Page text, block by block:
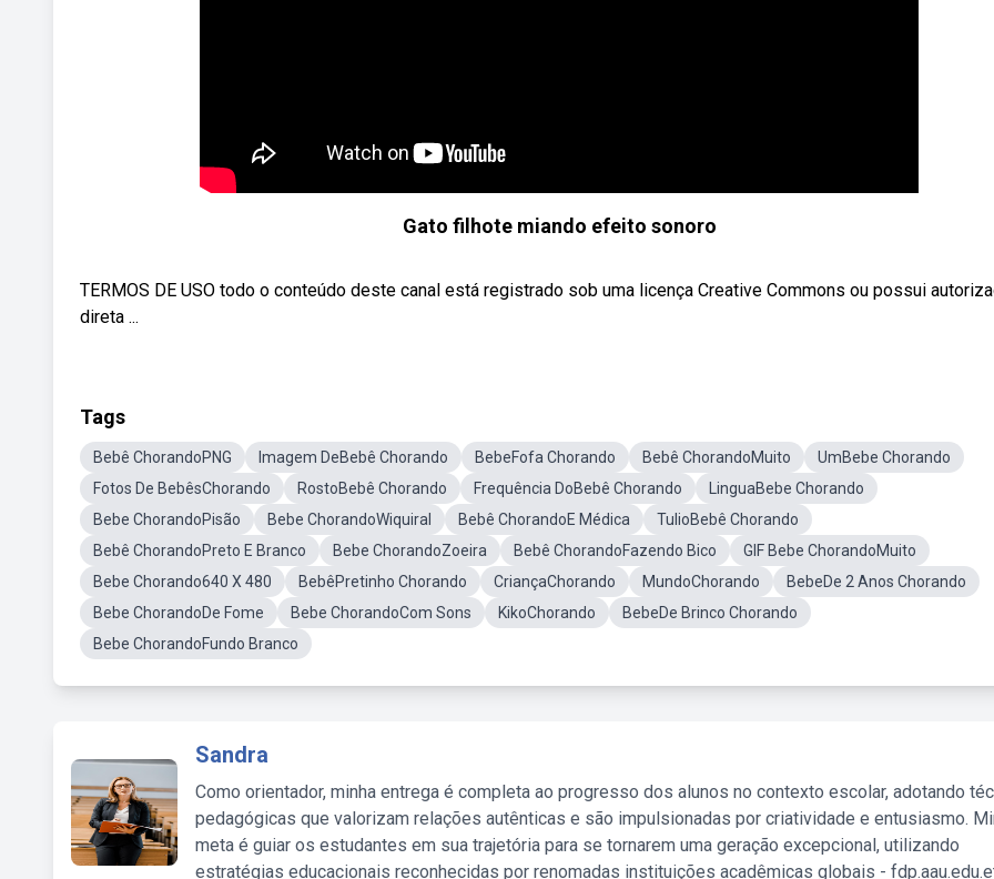
Gato filhote miando efeito sonoro
TERMOS DE USO todo o conteúdo deste canal está registrado sob uma licença Creative Commons ou possui
direta ...
Tags
Bebê ChorandoPNG Imagem DeBebê Chorando BebeFofa Chorando Bebê ChorandoMuito
UmBebe Chorando
Fotos De BebêsChorando
RostoBebê Chorando Frequência DoBebê Chorando
LinguaBebe Chorando
Bebe ChorandoPisão
Bebe ChorandoWiquiral Bebê ChorandoE Médica
TulioBebê Chorando
Bebê ChorandoPreto E Branco
Bebe ChorandoZoeira Bebê ChorandoFazendo Bico
GIF Bebe ChorandoMuito
Bebe Chorando640 X 480
BebêPretinho Chorando CriançaChorando MundoChorando
BebeDe 2 Anos Chorando
Bebe ChorandoDe Fome
Bebe ChorandoCom Sons KikoChorando
BebeDe Brinco Chorando
Bebe ChorandoFundo Branco
Sandra
Como orientador, minha entrega é completa ao progresso dos alunos no contexto escolar, adotando
pedagógicas que valorizam relações autênticas e são impulsionadas por criatividade e entusiasmo.
meta é guiar os estudantes em sua trajetória para se tornarem uma geração excepcional, utilizando
estratégias educacionais reconhecidas por renomadas instituições acadêmicas globais -